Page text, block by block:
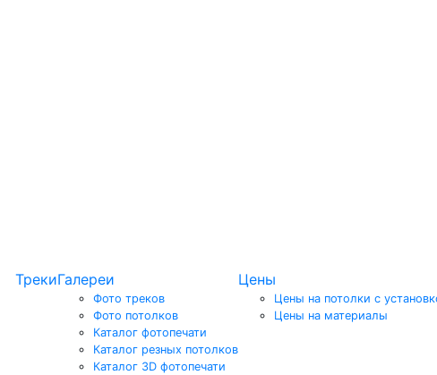
ТрекиГалереи
Фото треков
Фото потолков
Каталог фотопечати
Каталог резных потолков
Каталог 3D фотопечати
Цены
Цены на потолки с
Цены на материалы